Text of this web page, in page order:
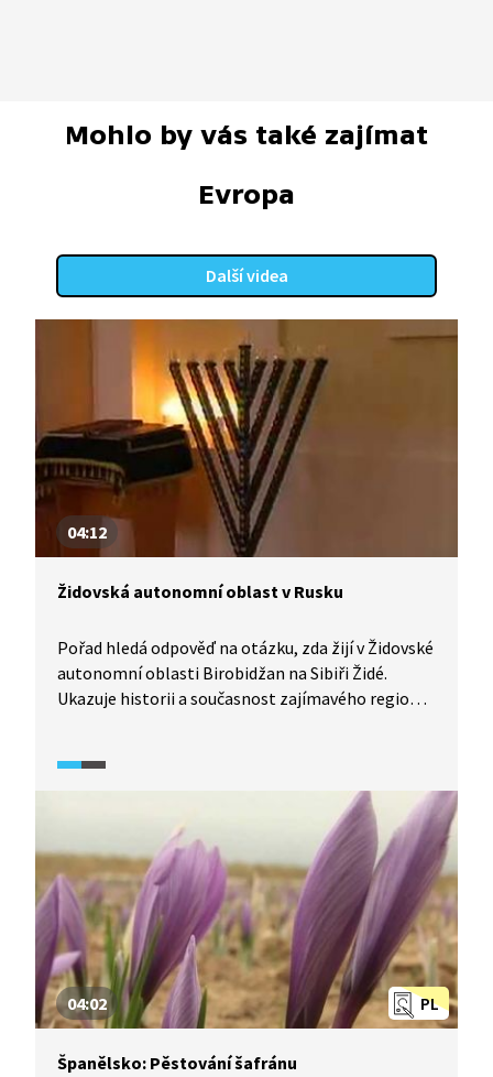
Mohlo by vás také zajímat
Evropa
Další videa
04:12
Židovská autonomní oblast v Rusku
Pořad hledá odpověď na otázku, zda žijí v Židovské
autonomní oblasti Birobidžan na Sibiři Židé.
Ukazuje historii a současnost zajímavého regionu
PL
04:02
Španělsko: Pěstování šafránu